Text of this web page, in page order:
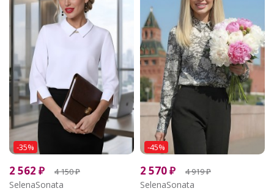
-35%
2 562 ₽ 4 150₽
SelenaSonata
-45%
2 570₽ 4 919₽
SelenaSonata